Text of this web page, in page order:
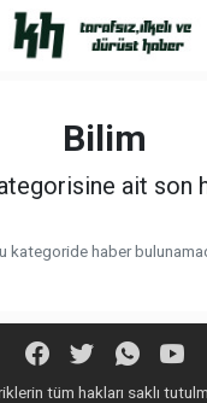
Bilim
ait son
kategoride haber
tüm hakları saklı